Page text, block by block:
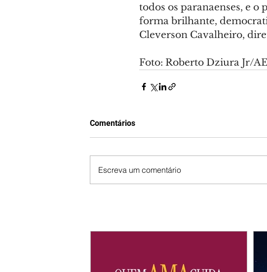
todos os paranaenses, e o
forma brilhante,
Cleverson Cavalheiro,
Foto: Roberto Dziura Jr/
Comentários
Escreva um comentário